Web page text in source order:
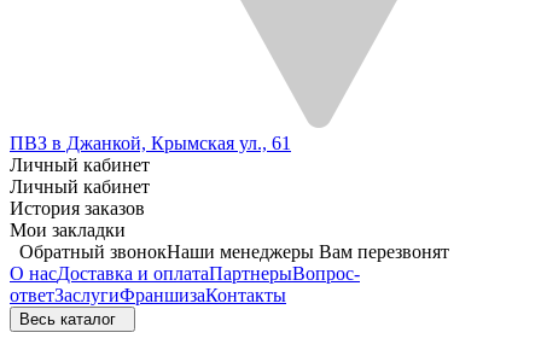
ПВЗ в Джанкой, Крымская ул., 61
Личный кабинет
Личный кабинет
История заказов
Мои закладки
Обратный звонокНаши менеджеры Вам перезвонят
О насДоставка и оплатаПартнерыВопрос-
ответЗаслугиФраншизаКонтакты
Весь каталог